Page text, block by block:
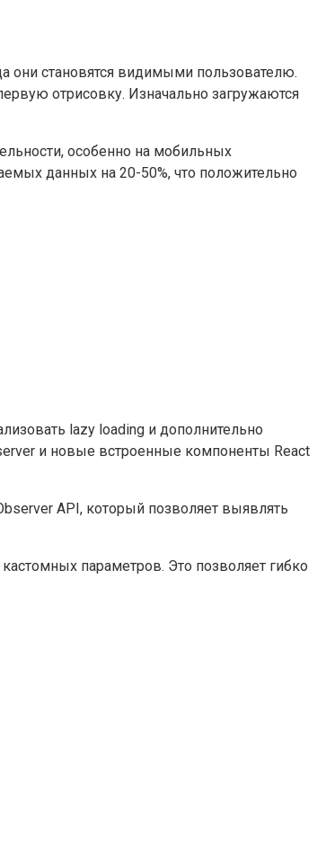
они становятся видимыми пользователю.
отрисовку. Изначально загружаются
особенно на мобильных
данных на 20-50%, что положительно
lazy loading и дополнительно
и новые встроенные компоненты React
API, который позволяет выявлять
параметров. Это позволяет гибко